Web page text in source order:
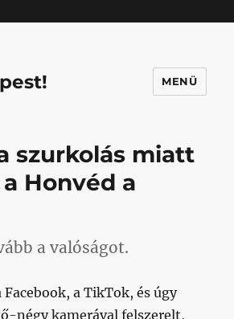
MENÜ
szurkolás miatt
Honvéd a
a valóságot.
a TikTok, és úgy
négy kamerával felszerelt,